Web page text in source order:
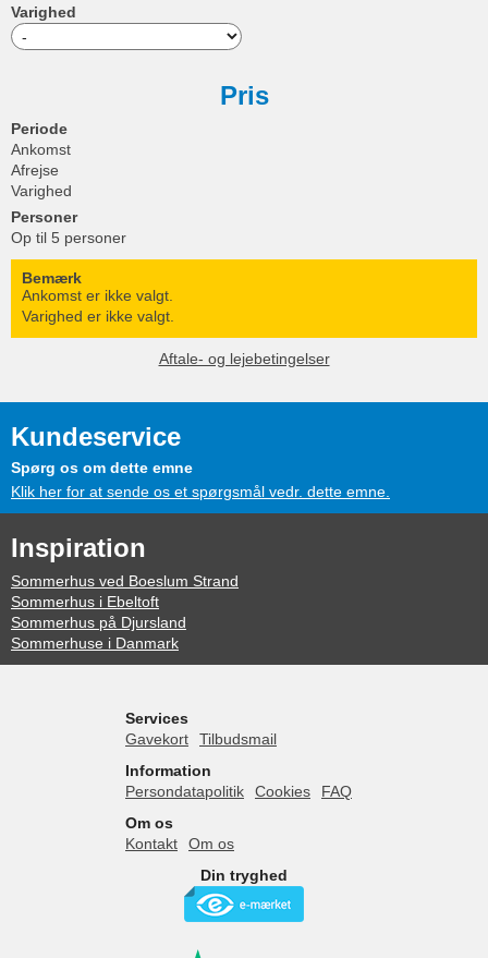
Varighed
Pris
Periode
Ankomst
Afrejse
Varighed
Personer
Op til 5 personer
Bemærk
Ankomst er ikke valgt.
Varighed er ikke valgt.
Aftale- og lejebetingelser
Kundeservice
Spørg os om dette emne
Klik her for at sende os et spørgsmål vedr. dette emne.
Inspiration
Sommerhus ved Boeslum Strand
Sommerhus i Ebeltoft
Sommerhus på Djursland
Sommerhuse i Danmark
Services
Gavekort
Tilbudsmail
Information
Persondatapolitik
Cookies
FAQ
Om os
Kontakt
Om os
Din tryghed